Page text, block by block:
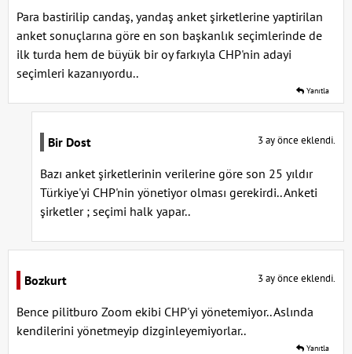
Para bastirilip candaş, yandaş anket şirketlerine yaptirilan
anket sonuçlarına göre en son başkanlık seçimlerinde de
ilk turda hem de büyük bir oy farkıyla CHP'nin adayi
seçimleri kazanıyordu..
Yanıtla
Bir Dost 3 ay önce eklendi.
Bazı anket şirketlerinin verilerine göre son 25 yıldır
Türkiye'yi CHP'nin yönetiyor olması gerekirdi.. Anketi
şirketler ; seçimi halk yapar..
Bozkurt 3 ay önce eklendi.
Bence pilitburo Zoom ekibi CHP'yi yönetemiyor.. Aslında
kendilerini yönetmeyip dizginleyemiyorlar..
Yanıtla